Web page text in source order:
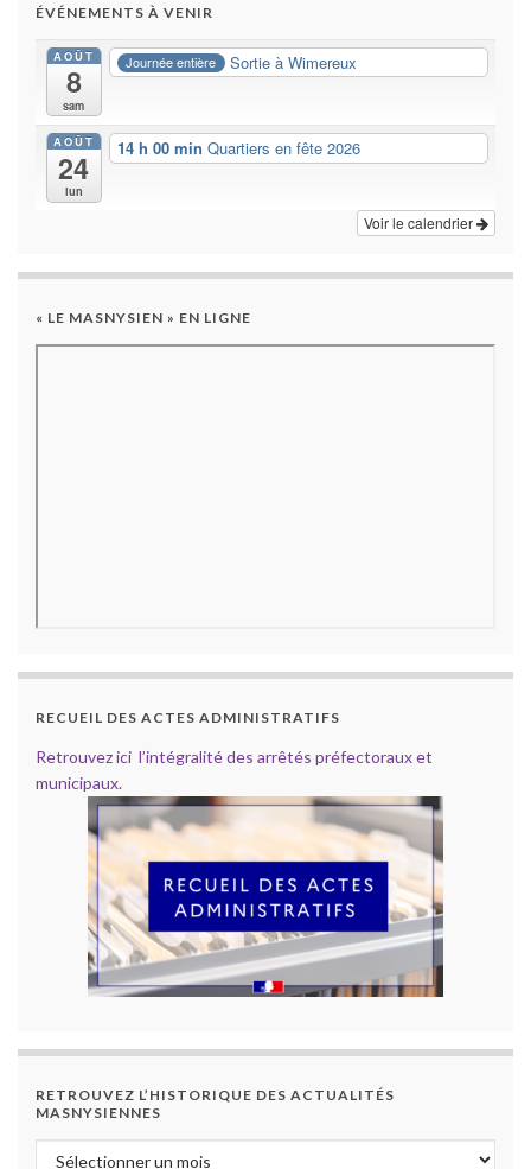
ÉVÉNEMENTS À VENIR
AOÛT
8
sam
Journée entière Sortie à Wimereux
AOÛT
24
lun
14 h 00 min Quartiers en fête 2026
Voir le calendrier
« LE MASNYSIEN » EN LIGNE
RECUEIL DES ACTES ADMINISTRATIFS
Retrouvez ici l’intégralité des arrêtés préfectoraux et
municipaux.
RETROUVEZ L’HISTORIQUE DES ACTUALITÉS
MASNYSIENNES
Retrouvez l’historique des actualités masnysiennes